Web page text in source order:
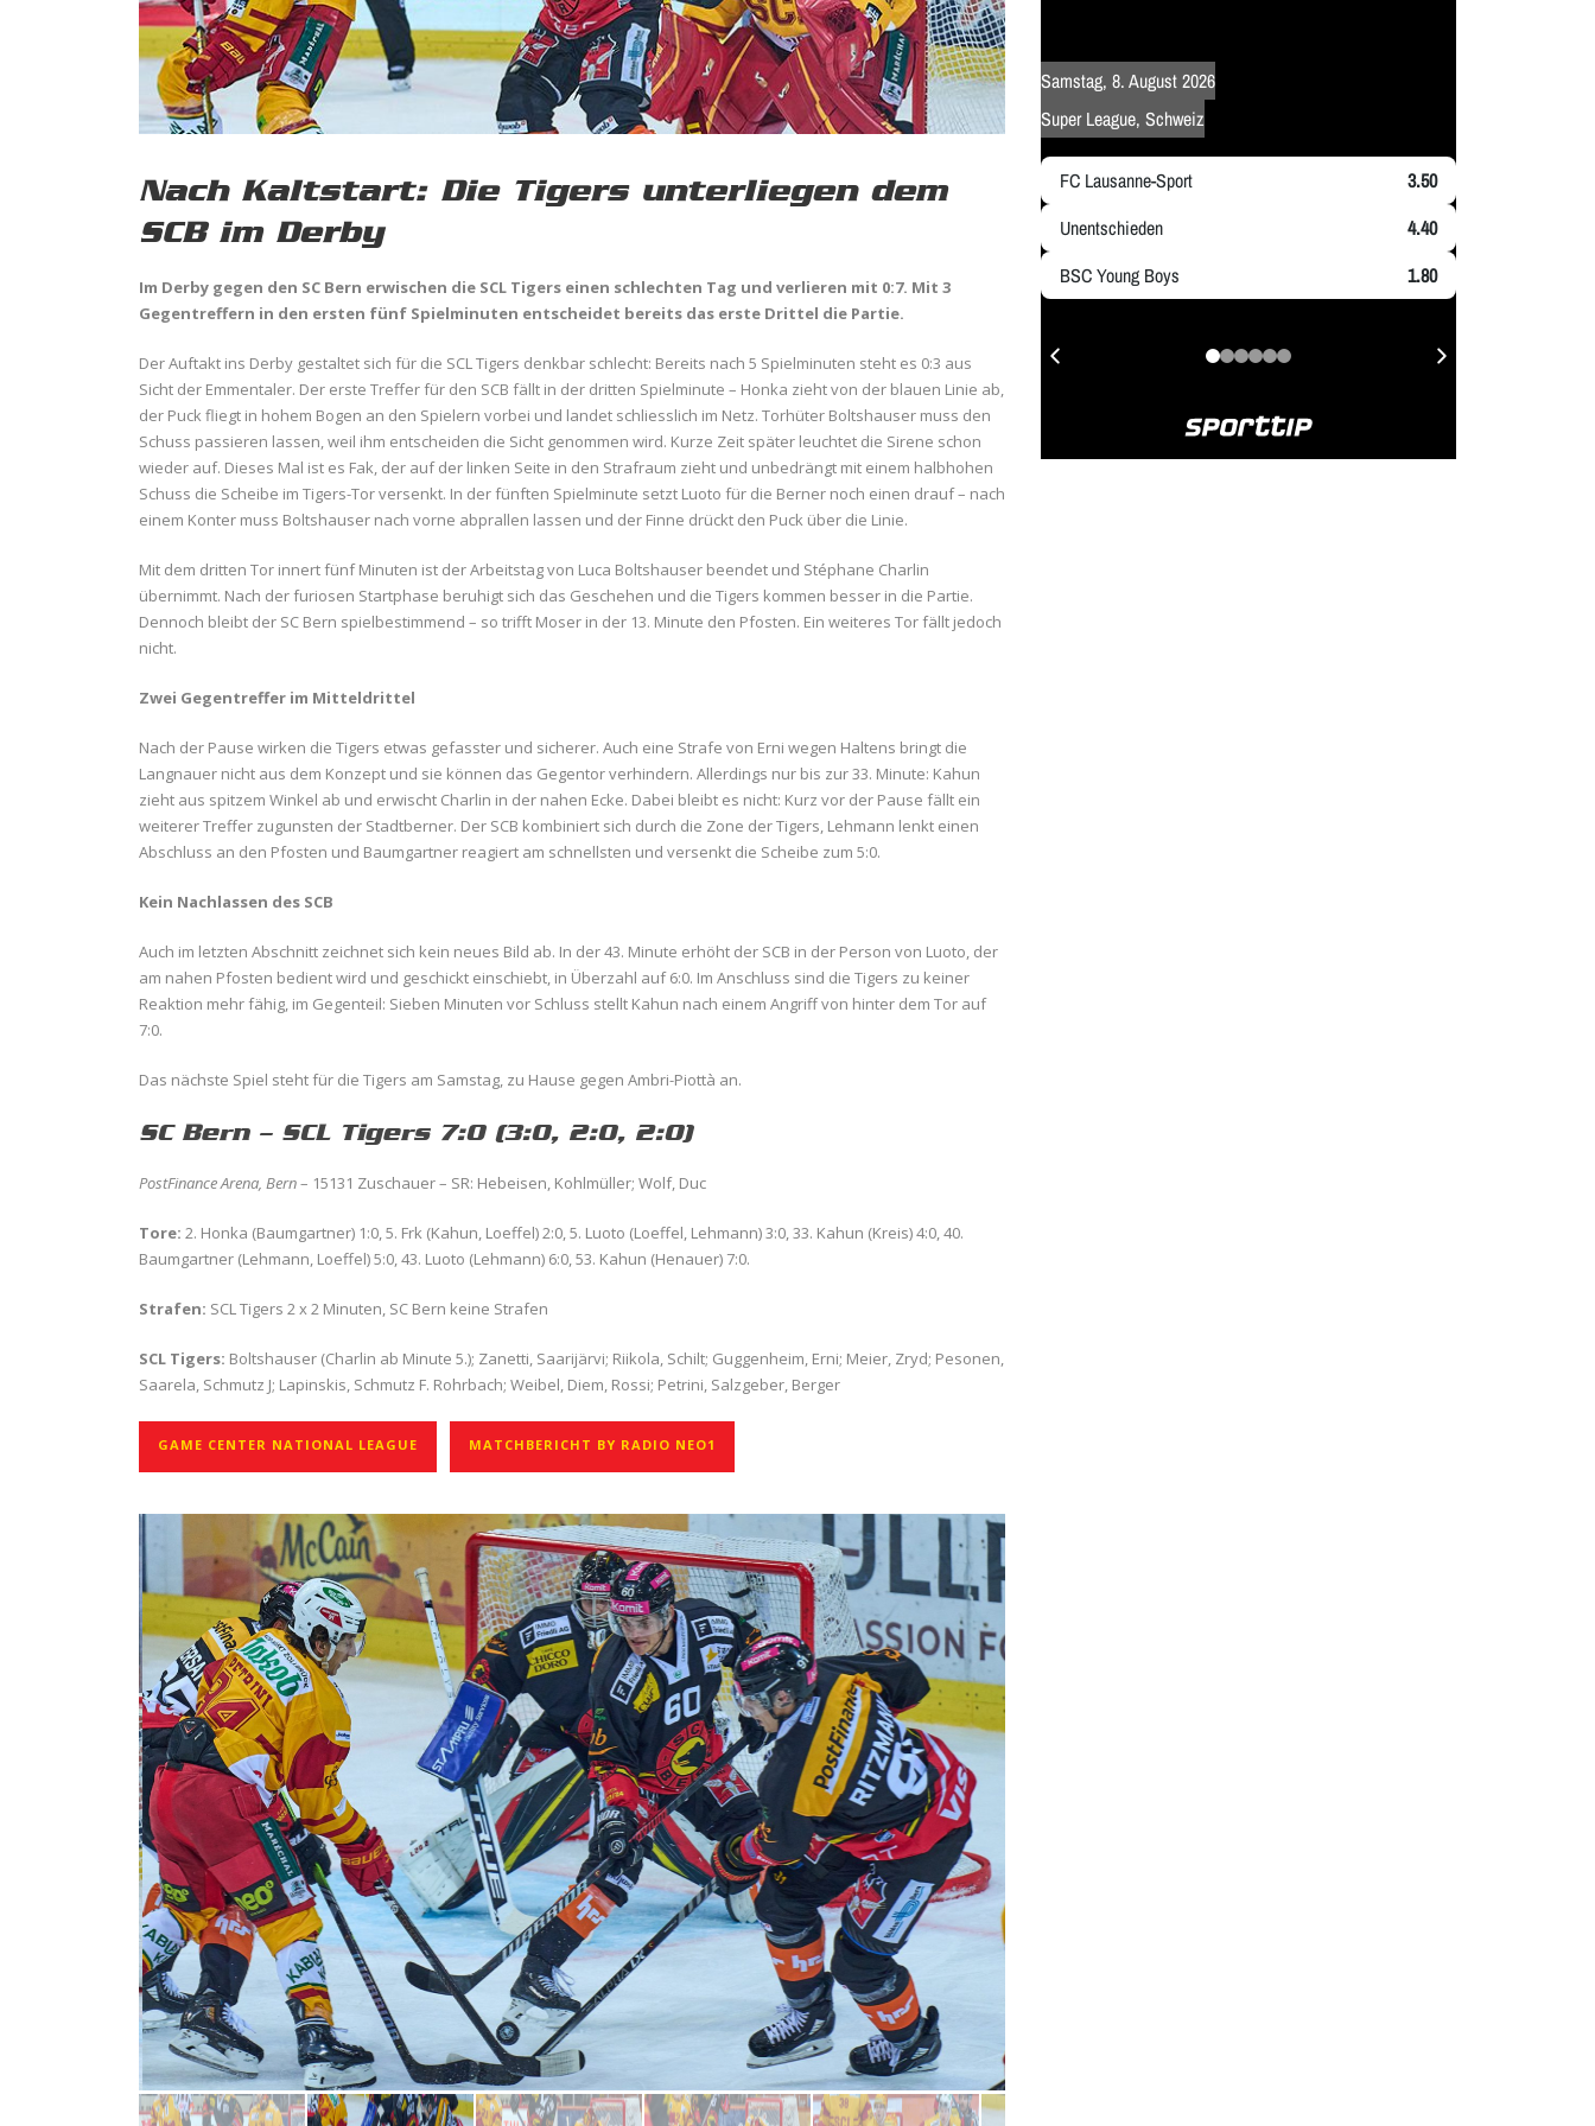
Nach Kaltstart: Die Tigers unterliegen dem
SCB im Derby
Im Derby gegen den SC Bern erwischen die SCL Tigers einen schlechten Tag und verlieren mit 0:7. Mit 3
Gegentreffern in den ersten fünf Spielminuten entscheidet bereits das erste Drittel die Partie.
Der Auftakt ins Derby gestaltet sich für die SCL Tigers denkbar schlecht: Bereits nach 5 Spielminuten steht es 0:3 aus
Sicht der Emmentaler. Der erste Treffer für den SCB fällt in der dritten Spielminute – Honka zieht von der blauen Linie ab,
der Puck fliegt in hohem Bogen an den Spielern vorbei und landet schliesslich im Netz. Torhüter Boltshauser muss den
Schuss passieren lassen, weil ihm entscheiden die Sicht genommen wird. Kurze Zeit später leuchtet die Sirene schon
wieder auf. Dieses Mal ist es Fak, der auf der linken Seite in den Strafraum zieht und unbedrängt mit einem halbhohen
Schuss die Scheibe im Tigers-Tor versenkt. In der fünften Spielminute setzt Luoto für die Berner noch einen drauf – nach
einem Konter muss Boltshauser nach vorne abprallen lassen und der Finne drückt den Puck über die Linie.
Mit dem dritten Tor innert fünf Minuten ist der Arbeitstag von Luca Boltshauser beendet und Stéphane Charlin
übernimmt. Nach der furiosen Startphase beruhigt sich das Geschehen und die Tigers kommen besser in die Partie.
Dennoch bleibt der SC Bern spielbestimmend – so trifft Moser in der 13. Minute den Pfosten. Ein weiteres Tor fällt jedoch
nicht.
Zwei Gegentreffer im Mitteldrittel
Nach der Pause wirken die Tigers etwas gefasster und sicherer. Auch eine Strafe von Erni wegen Haltens bringt die
Langnauer nicht aus dem Konzept und sie können das Gegentor verhindern. Allerdings nur bis zur 33. Minute: Kahun
zieht aus spitzem Winkel ab und erwischt Charlin in der nahen Ecke. Dabei bleibt es nicht: Kurz vor der Pause fällt ein
weiterer Treffer zugunsten der Stadtberner. Der SCB kombiniert sich durch die Zone der Tigers, Lehmann lenkt einen
Abschluss an den Pfosten und Baumgartner reagiert am schnellsten und versenkt die Scheibe zum 5:0.
Kein Nachlassen des SCB
Auch im letzten Abschnitt zeichnet sich kein neues Bild ab. In der 43. Minute erhöht der SCB in der Person von Luoto, der
am nahen Pfosten bedient wird und geschickt einschiebt, in Überzahl auf 6:0. Im Anschluss sind die Tigers zu keiner
Reaktion mehr fähig, im Gegenteil: Sieben Minuten vor Schluss stellt Kahun nach einem Angriff von hinter dem Tor auf
7:0.
Das nächste Spiel steht für die Tigers am Samstag, zu Hause gegen Ambri-Piottà an.
SC Bern – SCL Tigers 7:0 (3:0, 2:0, 2:0)
PostFinance Arena, Bern– 15131 Zuschauer – SR: Hebeisen, Kohlmüller; Wolf, Duc
Tore: 2. Honka (Baumgartner) 1:0, 5. Frk (Kahun, Loeffel) 2:0, 5. Luoto (Loeffel, Lehmann) 3:0, 33. Kahun (Kreis) 4:0, 40.
Baumgartner (Lehmann, Loeffel) 5:0, 43. Luoto (Lehmann) 6:0, 53. Kahun (Henauer) 7:0.
Strafen: SCL Tigers 2 x 2 Minuten, SC Bern keine Strafen
SCL Tigers: Boltshauser (Charlin ab Minute 5.); Zanetti, Saarijärvi; Riikola, Schilt; Guggenheim, Erni; Meier, Zryd; Pesonen,
Saarela, Schmutz J; Lapinskis, Schmutz F. Rohrbach; Weibel, Diem, Rossi; Petrini, Salzgeber, Berger
GAME CENTER NATIONAL LEAGUE MATCHBERICHT BY RADIO NEO1